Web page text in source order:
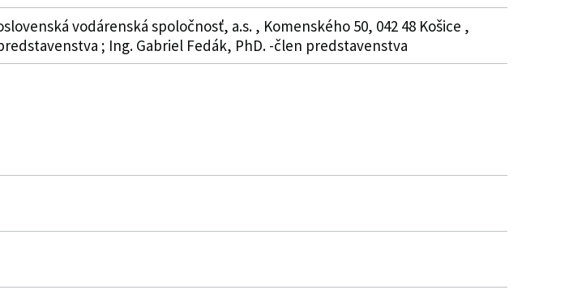
vodárenská spoločnosť, a.s. , Komenského 50, 042 48 Košice ,
; Ing. Gabriel Fedák, PhD. -člen predstavenstva